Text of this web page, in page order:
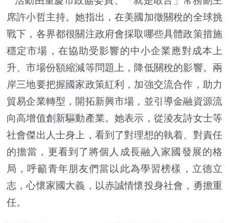
席許小哲主持。她指出，在美國加徵關稅的全球挑
戰下，各界都很關注政府會採取哪些具體政策措施
穩定市場，在協助受影響的中小企業應對成本上
升、市場份額縮減等問題上，降低關稅的影響。兩
岸三地要把握國家政策紅利，加強交流合作，助力
貿易企業轉型，開拓新興市場，並引導金融資源流
向高增值創新驅動產業。她表示，從淩友詩女士等
社會傑出人士身上，看到了對理想的執着、對責任
的擔當，更看到了將個人成長融入家國發展的格
局，呼籲青年朋友們當以此為學習榜樣，立德立
志，心懷家國大義，以赤誠情懷投身社會，勇擔重
任。